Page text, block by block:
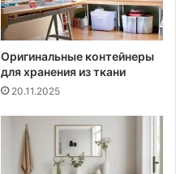
Оригинальные контейнеры
для хранения из ткани
20.11.2025